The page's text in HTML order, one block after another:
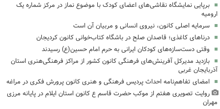
برپایی نمایشگاه نقاشی‌های اعضای کودک با موضوع نماز در مرکز شماره یک
ارومیه
سرمایه اصلی کانون، نیروی انسانی و مربیان آن است
درناهای کاغذی؛ قاصدان صلح در باشگاه کتاب‌خوانی کانون کردیجان
وقتی دست‌سازه‌های کودکان ایرانی به حرم امام حسین(ع) رسیدند
بازدید مدیرکل آفرینش‌های فرهنگی کانون کشور از مراکز فرهنگی‌هنری استان
آذربایجان غربی
امضای تفاهم‌نامه احداث پردیس فرهنگی و هنری کانون پرورش فکری در مراغه
روایت تصویری هفتم از موکب حضرت قاسم ع کانون استان ایلام در پایانه مرزی
مهران